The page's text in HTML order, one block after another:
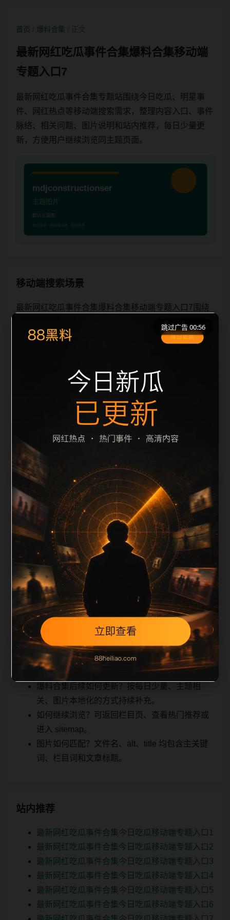
首页 爆料合集
最新网红吃瓜事件合集爆料合集移动端
专题入口7
最新网红吃瓜事件合集专题站围绕今日吃瓜、明星事
件、网红热点等移动端搜索需求，整理内容入口、事件
脉络、相关问题、图片说明和站内推荐，每日少量更
新，方便用户继续浏览同主题页面。
移动端搜索场景
最新网红吃瓜事件合集爆料合集移动端专题入口7围绕
端浏览习惯整理标题、描述、图片和站内推荐。用户进
续浏览。本页强调内容归集和主题一致性，避免无关关
键词堆砌，也避免多个站点同步发布完全相同的标题。
图片说明、文件名、alt 和 title 均围绕主关键词、栏目
词和文章标题生成，便于搜索引擎理解页面主题。后续
采集时将继续执行远程图片本地化、坏图默认图兜底、
标题重复过滤和 descr
栏目内容归集
iption 长度检查。栏目内容按每日少量新增的方式持续
扩展，每篇保留相关问题、站内推荐和清晰的层级路
径，减少用户反复返回搜索页。第37篇作为本栏目的初
始建设内容，主要用于补齐栏目深度、稳定内链结构，
并为后续专题聚合提供可点击入口。如果后续发现页面
缺图、标题过短、描述为空或正文不足，将进入每日
SEO 检查清单自动修正。
相关问题
爆料合集后续如何更新？按每日少量、主题相
关、图片本地化的方式持续补充。
如何继续浏览？可返回栏目页、查看热门推荐或
进入 sitemap。
图片如何匹配？文件名、alt、title 均包含主关键
词、栏目词和文章标题。
站内推荐
最新网红吃瓜事件合集今日吃瓜移动端专题入口1
最新网红吃瓜事件合集今日吃瓜移动端专题入口2
最新网红吃瓜事件合集今日吃瓜移动端专题入口3
最新网红吃瓜事件合集今日吃瓜移动端专题入口4
最新网红吃瓜事件合集今日吃瓜移动端专题入口5
最新网红吃瓜事件合集今日吃瓜移动端专题入口6
跳过广告 00:56